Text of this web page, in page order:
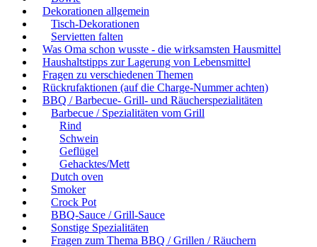
Dekorationen allgemein
Tisch-Dekorationen
Servietten falten
Was Oma schon wusste - die wirksamsten Hausmittel
Haushaltstipps zur Lagerung von Lebensmittel
Fragen zu verschiedenen Themen
Rückrufaktionen (auf die Charge-Nummer achten)
BBQ / Barbecue- Grill- und Räucherspezialitäten
Barbecue / Spezialitäten vom Grill
Rind
Schwein
Geflügel
Gehacktes/Mett
Dutch oven
Smoker
Crock Pot
BBQ-Sauce / Grill-Sauce
Sonstige Spezialitäten
Fragen zum Thema BBQ / Grillen / Räuchern